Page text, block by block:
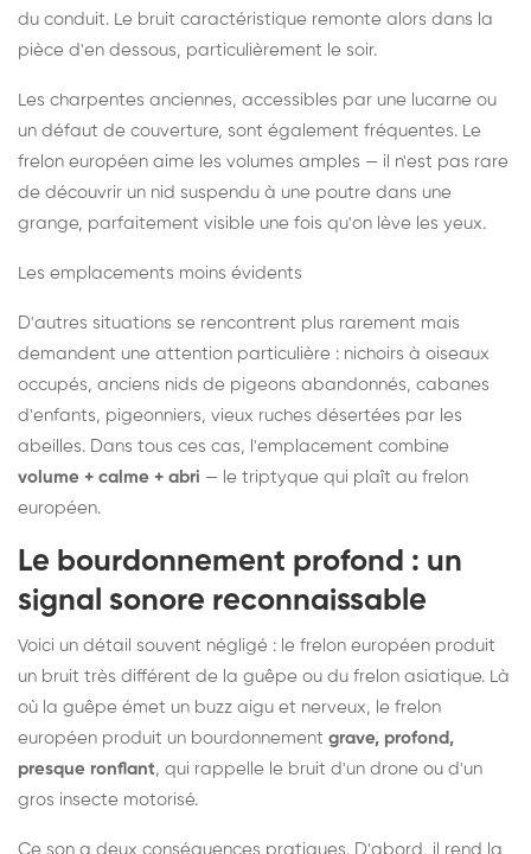
du conduit. Le bruit caractéristique remonte alors dans la
pièce d'en dessous, particulièrement le soir.
Les charpentes anciennes, accessibles par une lucarne ou
un défaut de couverture, sont également fréquentes. Le
frelon européen aime les volumes amples — il n'est pas rare
de découvrir un nid suspendu à une poutre dans une
grange, parfaitement visible une fois qu'on lève les yeux.
Les emplacements moins évidents
D'autres situations se rencontrent plus rarement mais
demandent une attention particulière : nichoirs à oiseaux
occupés, anciens nids de pigeons abandonnés, cabanes
d'enfants, pigeonniers, vieux ruches désertées par les
abeilles. Dans tous ces cas, l'emplacement combine
volume + calme + abri — le triptyque qui plaît au frelon
européen.
Le bourdonnement profond : un
signal sonore reconnaissable
Voici un détail souvent négligé : le frelon européen produit
un bruit très différent de la guêpe ou du frelon asiatique. Là
où la guêpe émet un buzz aigu et nerveux, le frelon
européen produit un bourdonnement grave, profond,
presque ronflant, qui rappelle le bruit d'un drone ou d'un
gros insecte motorisé.
Ce son a deux conséquences pratiques. D'abord, il rend la